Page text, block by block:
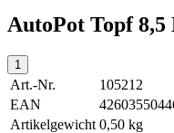
AutoPot Topf
Art.-Nr.
105212
EAN
Artikelgewicht 0,50 kg